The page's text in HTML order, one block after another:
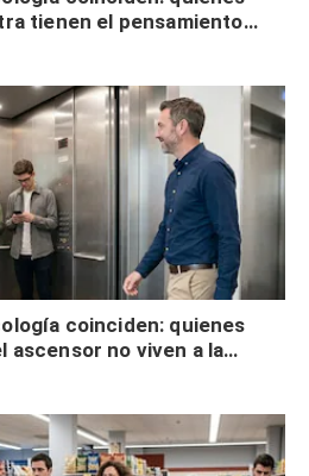
tienen el pensamiento
por desinterés
coinciden: quienes
ascensor no viven a la
social